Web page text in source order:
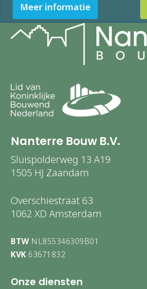
Meer informatie
Nanterre Bouw B.V.
Sluispolderweg 13 A19
1505 HJ Zaandam
Overschiestraat 63
1062 XD Amsterdam
BTWNL855346309B01
KVK 63671832
Onze diensten